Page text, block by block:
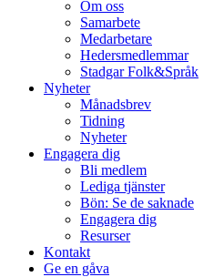
Om oss
Samarbete
Medarbetare
Hedersmedlemmar
Stadgar Folk&Språk
Nyheter
Månadsbrev
Tidning
Nyheter
Engagera dig
Bli medlem
Lediga tjänster
Bön: Se de saknade
Engagera dig
Resurser
Kontakt
Ge en gåva